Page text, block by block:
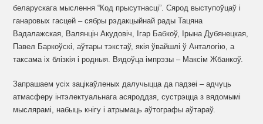
беларускага мыслення “Код прысутнасці”. Сярод выступоўцаў і
ганаровых гасцей – сябры рэдакцыйнай рады Тацяна
Вадалажская, Валянцін Акудовіч, Ігар Бабкоў, Ірына Дубянецкая,
Павел Баркоўскі, аўтары тэкстаў, якія ўвайшлі ў Анталогію, а
таксама іх блізкія і родныя. Вядоўца імпрэзы – Максім Жбанкоў.
Запрашаем усіх зацікаўленых далучыцца да падзеі – адчуць
атмасферу інтэлектуальнага асяроддзя, сустрэцца з вядомымі
мыслярамі, набыць кнігу і атрымаць аўтографы аўтараў.